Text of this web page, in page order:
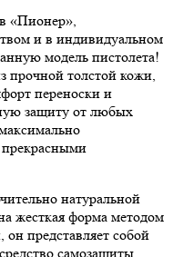
«Пионер»,
и в индивидуальном
модель пистолета!
прочной толстой кожи,
переноски и
защиту от любых
натуральной
жесткая форма методом
представляет собой
самозащиты